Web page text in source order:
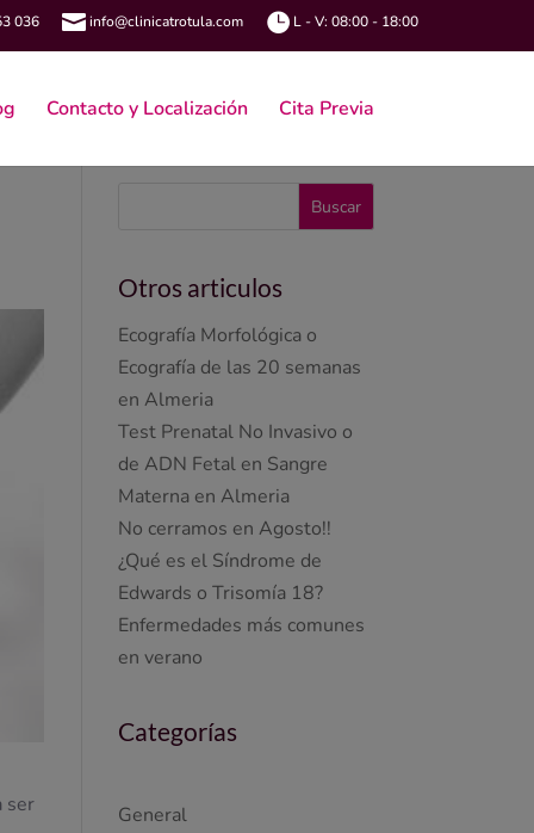
036  info@clinicatrotula.com  L - V: 08:00 - 18:00
Contacto y Localización Cita Previa
ser
Otros articulos
Ecografía Morfológica o
Ecografía de las 20 semanas
en Almeria
Test Prenatal No Invasivo o
de ADN Fetal en Sangre
Materna en Almeria
No cerramos en Agosto!!
¿Qué es el Síndrome de
Edwards o Trisomía 18?
Enfermedades más comunes
en verano
Categorías
General